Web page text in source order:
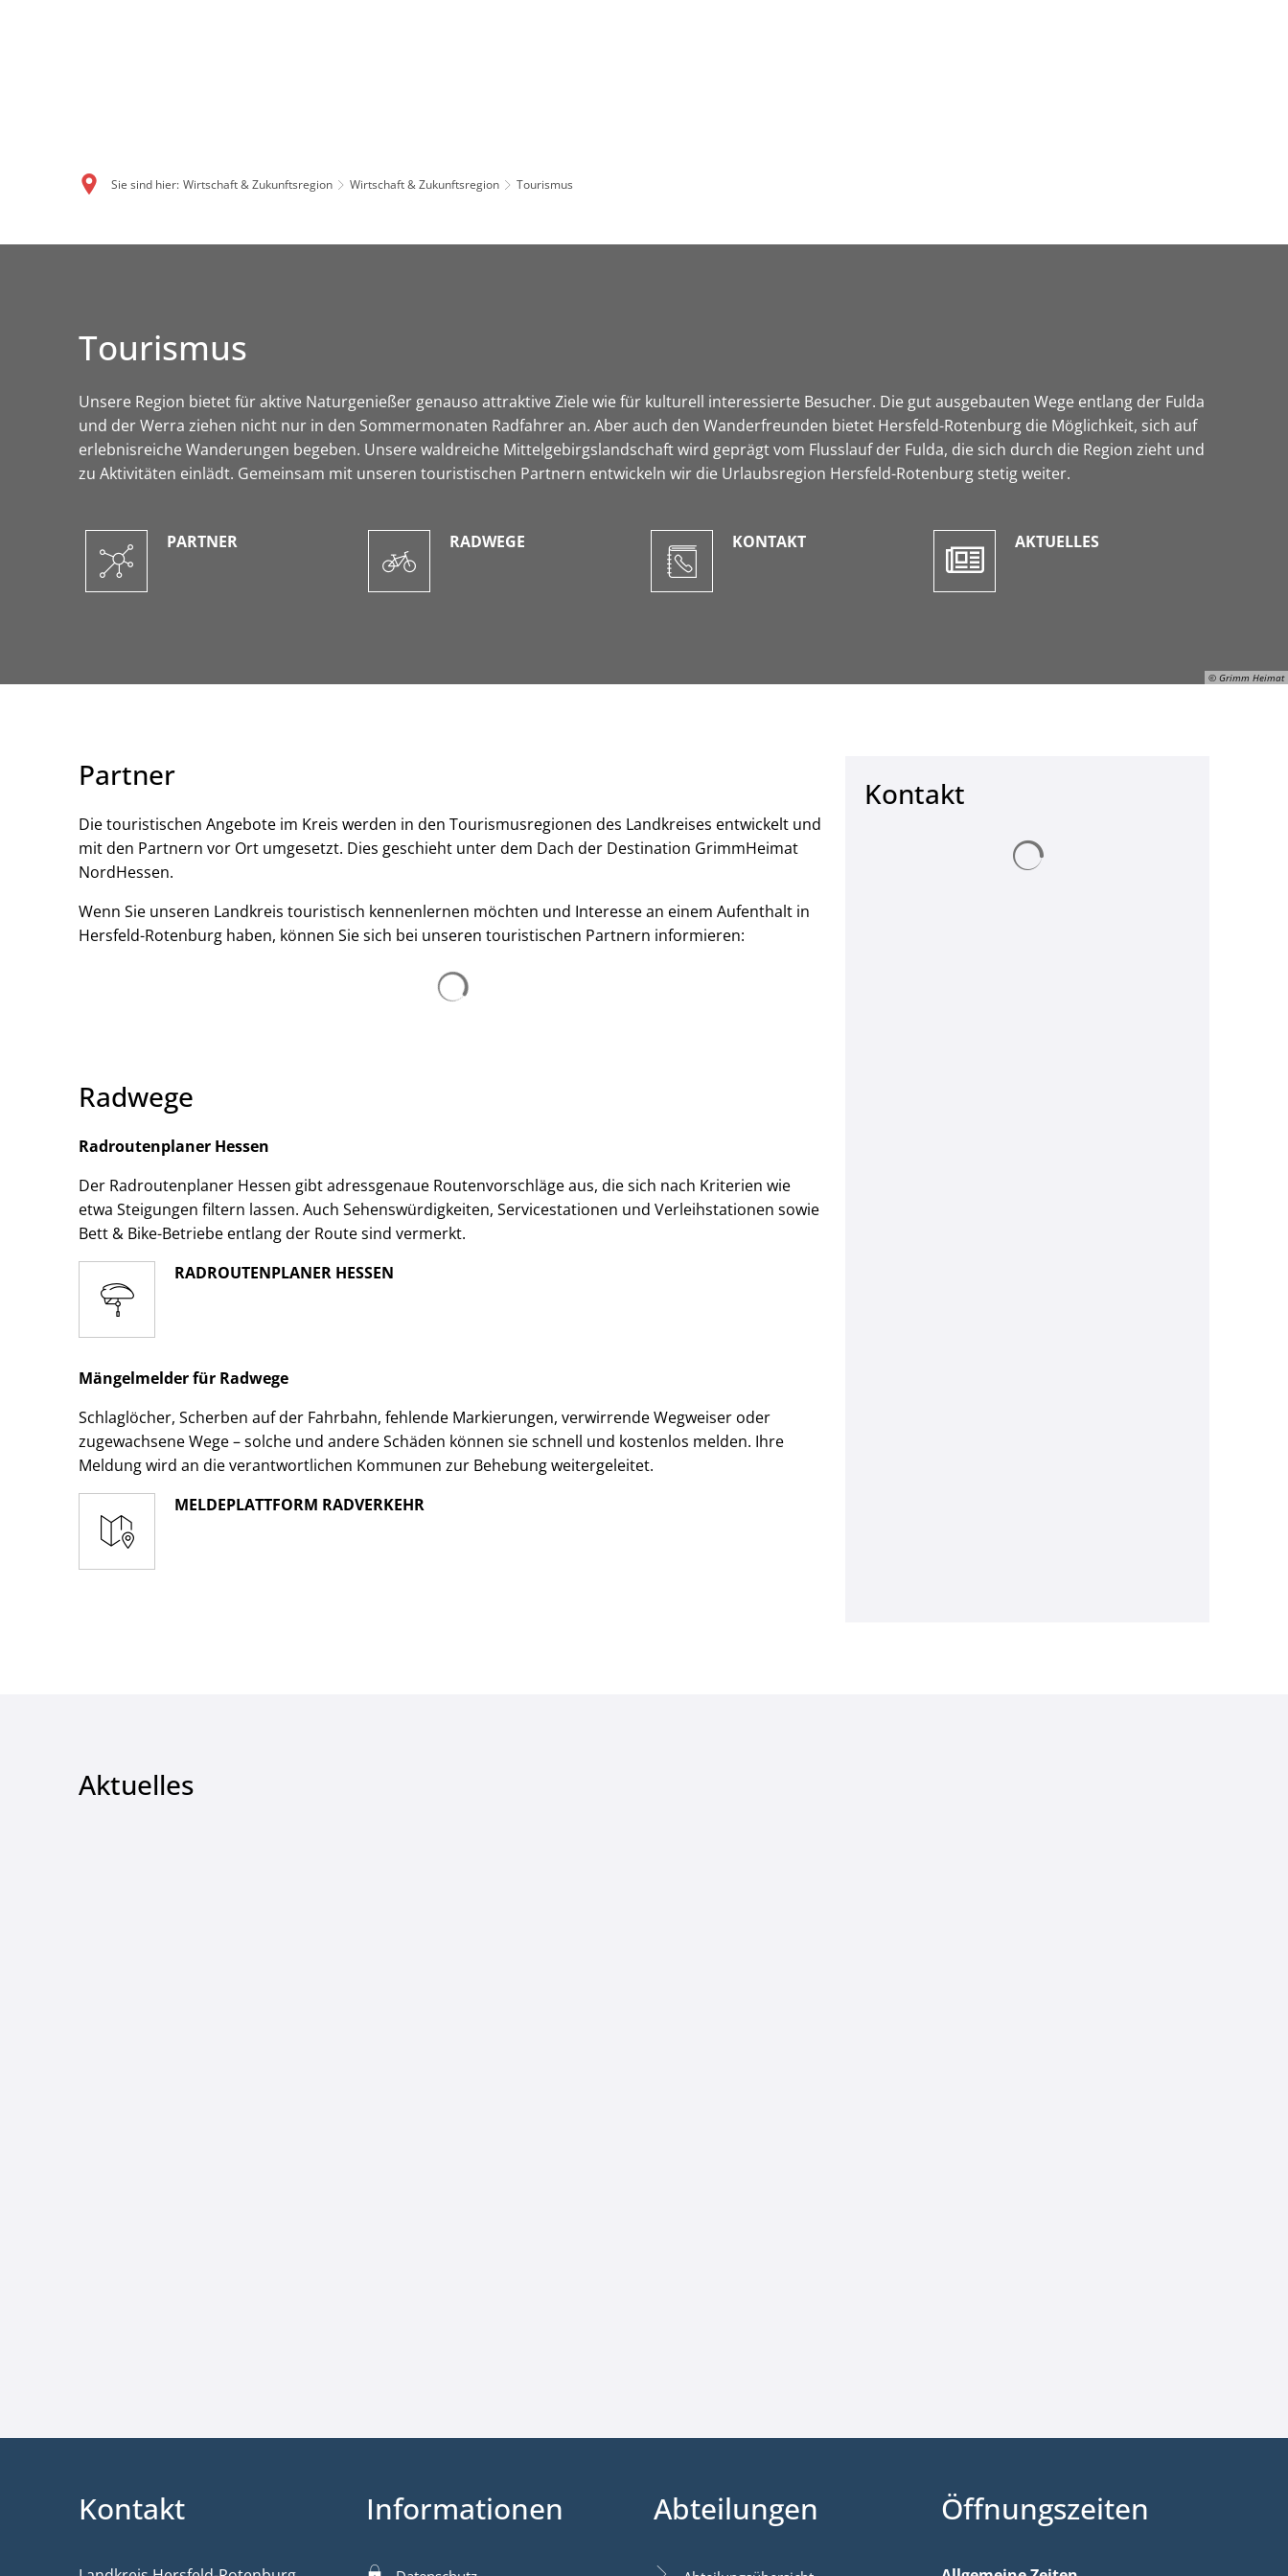
Sie sind hier: Wirtschaft & Zukunftsregion Wirtschaft & Zukunftsregion Tourismus
© Grimm Heimat
Tourismus
Unsere Region bietet für aktive Naturgenießer genauso attraktive Ziele wie für kulturell interessierte Besucher. Die gut ausgebauten Wege entlang der Fulda
und der Werra ziehen nicht nur in den Sommermonaten Radfahrer an. Aber auch den Wanderfreunden bietet Hersfeld-Rotenburg die Möglichkeit, sich auf
erlebnisreiche Wanderungen begeben. Unsere waldreiche Mittelgebirgslandschaft wird geprägt vom Flusslauf der Fulda, die sich durch die Region zieht und
zu Aktivitäten einlädt. Gemeinsam mit unseren touristischen Partnern entwickeln wir die Urlaubsregion Hersfeld-Rotenburg stetig weiter.
PARTNER RADWEGE KONTAKT AKTUELLES
Partner
Die touristischen Angebote im Kreis werden in den Tourismusregionen des Landkreises entwickelt und
mit den Partnern vor Ort umgesetzt. Dies geschieht unter dem Dach der Destination GrimmHeimat
NordHessen.
Wenn Sie unseren Landkreis touristisch kennenlernen möchten und Interesse an einem Aufenthalt in
Hersfeld-Rotenburg haben, können Sie sich bei unseren touristischen Partnern informieren:
Radwege
Radroutenplaner Hessen
Der Radroutenplaner Hessen gibt adressgenaue Routenvorschläge aus, die sich nach Kriterien wie
etwa Steigungen filtern lassen. Auch Sehenswürdigkeiten, Servicestationen und Verleihstationen sowie
Bett & Bike-Betriebe entlang der Route sind vermerkt.
RADROUTENPLANER HESSEN
Mängelmelder für Radwege
Schlaglöcher, Scherben auf der Fahrbahn, fehlende Markierungen, verwirrende Wegweiser oder
zugewachsene Wege – solche und andere Schäden können sie schnell und kostenlos melden. Ihre
Meldung wird an die verantwortlichen Kommunen zur Behebung weitergeleitet.
MELDEPLATTFORM RADVERKEHR
Kontakt
Aktuelles
Kontakt Informationen Abteilungen Öffnungszeiten